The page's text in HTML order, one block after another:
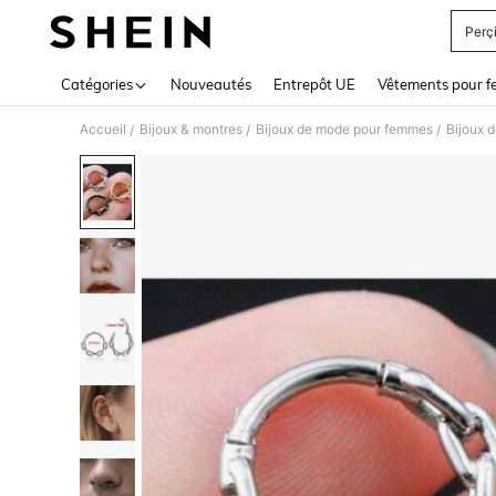
Catégories Nouveautés Entrepôt UE Vêtements pour
Accueil / Bijoux & montres / Bijoux de mode pour femmes / Bijoux